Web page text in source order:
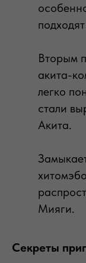
Вторым
акита-
легко
стали
Акита.
Мияги.
Секреты